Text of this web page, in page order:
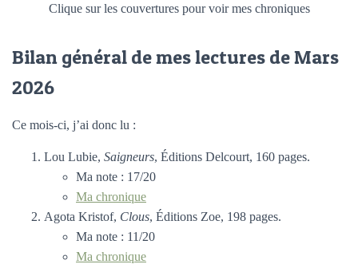
Clique sur les couvertures pour voir mes chroniques
Bilan général de mes lectures de Mars
2026
Ce mois-ci, j’ai donc lu :
Lou Lubie, Saigneurs, Éditions Delcourt, 160 pages.
Ma note : 17/20
Ma chronique
Agota Kristof, Clous, Éditions Zoe, 198 pages.
Ma note : 11/20
Ma chronique